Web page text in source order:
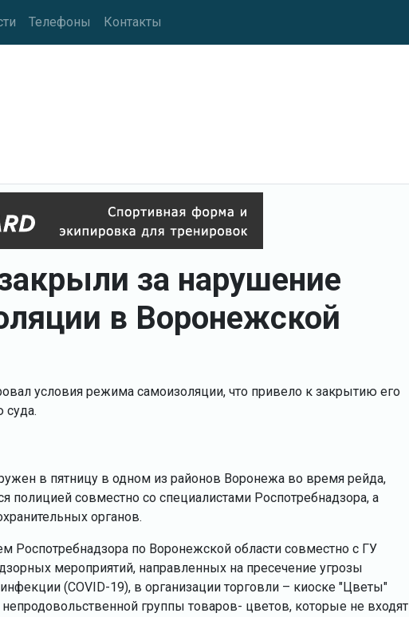
Телефоны Контакты
за нарушение
в Воронежской
условия режима самоизоляции, что привело к закрытию его
суда.
в пятницу в одном из районов Воронежа во время рейда,
полицией совместно со специалистами Роспотребнадзора, а
органов.
Роспотребнадзора по Воронежской области совместно с ГУ
мероприятий, направленных на пресечение угрозы
(COVID-19), в организации торговли – киоске "Цветы"
группы товаров- цветов, которые не входят